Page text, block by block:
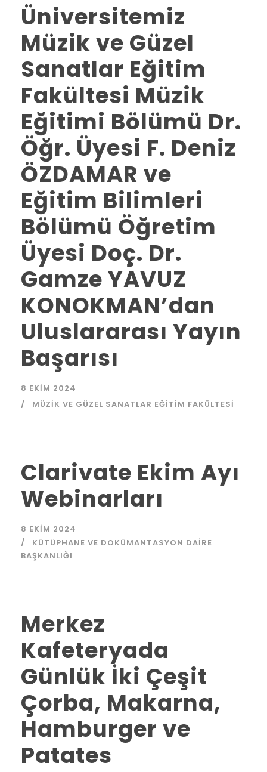
Üniversitemiz
Müzik ve Güzel
Sanatlar Eğitim
Fakültesi Müzik
Eğitimi Bölümü Dr.
Öğr. Üyesi F. Deniz
ÖZDAMAR ve
Eğitim Bilimleri
Bölümü Öğretim
Üyesi Doç. Dr.
Gamze YAVUZ
KONOKMAN’dan
Uluslararası Yayın
Başarısı
8 EKIM 2024
MÜZIK VE GÜZEL SANATLAR EĞITIM FAKÜLTESI
Clarivate Ekim Ayı
Webinarları
8 EKIM 2024
KÜTÜPHANE VE DOKÜMANTASYON DAIRE
BAŞKANLIĞI
Merkez
Kafeteryada
Günlük İki Çeşit
Çorba, Makarna,
Hamburger ve
Patates